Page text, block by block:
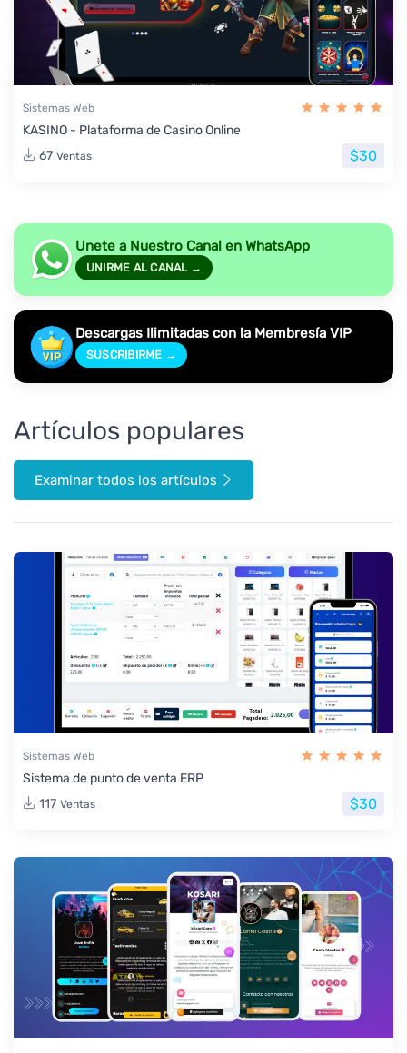
Sistemas Web
KASINO - Plataforma de Casino Online
67 Ventas $30
Unete a Nuestro Canal en WhatsApp
UNIRME AL CANAL →
Descargas Ilimitadas con la Membresía VIP
SUSCRIBIRME →
Artículos populares
Examinar todos los artículos
Sistemas Web
Sistema de punto de venta ERP
117 Ventas $30